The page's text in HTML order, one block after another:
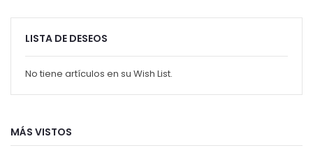
LISTA DE DESEOS
No tiene artículos en su Wish List.
MÁS VISTOS